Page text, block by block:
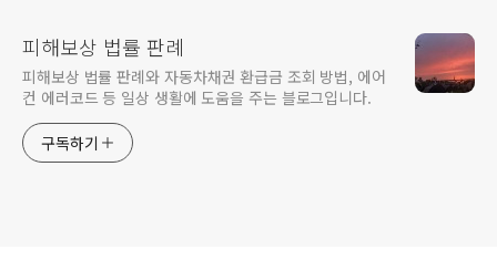
피해보상 법률 판례
피해보상 법률 판례와 자동차채권 환급금 조회 방법, 에어
컨 에러코드 등 일상 생활에 도움을 주는 블로그입니다.
구독하기